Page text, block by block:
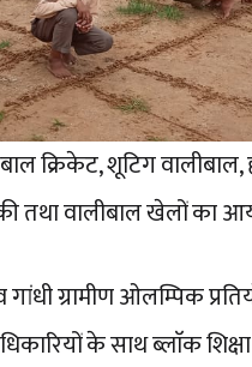
क्रिकेट, शूटिग
तथा वालीबाल खेलों का
गांधी ग्रामीण ओलम्पिक
के साथ ब्लाॅक शिक्षा